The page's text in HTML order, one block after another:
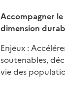
Accompagner
dimension
Enjeux :
soutenables,
vie des